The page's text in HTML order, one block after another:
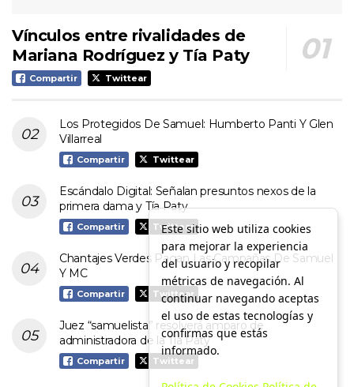
Vínculos entre rivalidades de
Mariana Rodríguez y Tía Paty
Compartir Twittear
Los Protegidos De Samuel: Humberto Panti Y Glen
Villarreal
Compartir Twittear
Escándalo Digital: Señalan presuntos nexos de la
primera dama y Tía Paty
Compartir Twittear
Chantajes Verdes Pagan Las Campañas De Samuel
Y MC
Compartir Twittear
Juez “samuelista” resolverá amparo de
administradora de la Tía Paty
Compartir Twittear
Este sitio web utiliza cookies
para mejorar la experiencia
del usuario y recopilar
métricas de navegación. Al
continuar navegando aceptas
el uso de estas tecnologías y
confirmas que estás
informado.